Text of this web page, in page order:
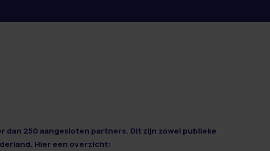
250 aangesloten partners. Dit zijn zowel publieke
Hier een overzicht: